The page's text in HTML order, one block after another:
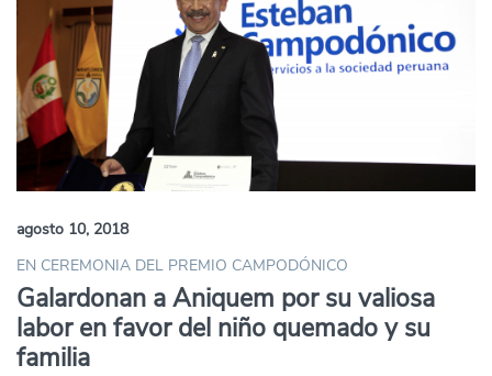
agosto 10, 2018
EN CEREMONIA DEL PREMIO CAMPODÓNICO
Galardonan a Aniquem por su valiosa
labor en favor del niño quemado y su
familia